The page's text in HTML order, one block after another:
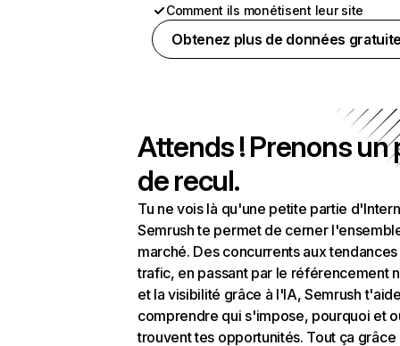
Comment ils monétisent leur site
Obtenez plus de données
Attends ! Prenons un
de recul.
Tu ne vois là qu'une petite partie
Semrush te permet de cerner
marché. Des concurrents aux
trafic, en passant par le référencement
et la visibilité grâce à l'IA, Semrush
comprendre qui s'impose, pourquoi et
trouvent tes opportunités. Tout ça grâce